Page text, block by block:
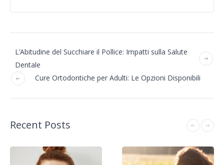
L’Abitudine del Succhiare il Pollice: Impatti sulla Salute
Dentale
Cure Ortodontiche per Adulti: Le Opzioni Disponibili
Recent Posts